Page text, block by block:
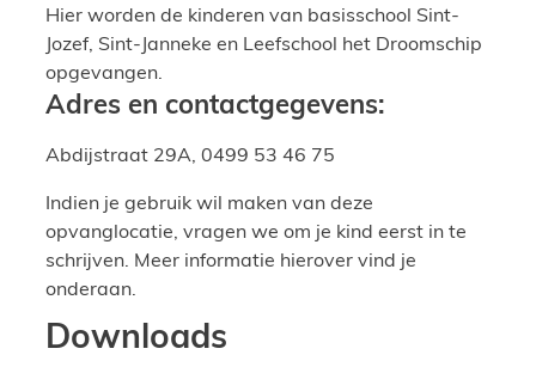
Hier worden de kinderen van basisschool Sint-
Jozef, Sint-Janneke en Leefschool het Droomschip
opgevangen.
Adres en contactgegevens:
Abdijstraat 29A, 0499 53 46 75
Indien je gebruik wil maken van deze
opvanglocatie, vragen we om je kind eerst in te
schrijven. Meer informatie hierover vind je
onderaan.
Downloads